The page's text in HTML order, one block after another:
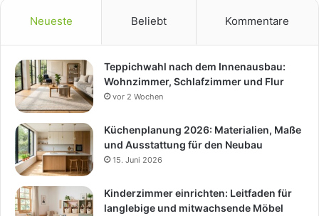
Neueste Beliebt Kommentare
Teppichwahl nach dem Innenausbau:
Wohnzimmer, Schlafzimmer und Flur
vor 2 Wochen
Küchenplanung 2026: Materialien, Maße
und Ausstattung für den Neubau
15. Juni 2026
Kinderzimmer einrichten: Leitfaden für
langlebige und mitwachsende Möbel